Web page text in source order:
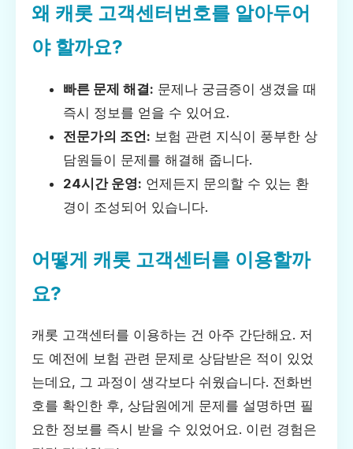
왜 캐롯 고객센터번호를 알아두어
야 할까요?
빠른 문제 해결: 문제나 궁금증이 생겼을 때
즉시 정보를 얻을 수 있어요.
전문가의 조언: 보험 관련 지식이 풍부한 상
담원들이 문제를 해결해 줍니다.
24시간 운영: 언제든지 문의할 수 있는 환
경이 조성되어 있습니다.
어떻게 캐롯 고객센터를 이용할까
요?
캐롯 고객센터를 이용하는 건 아주 간단해요. 저
도 예전에 보험 관련 문제로 상담받은 적이 있었
는데요, 그 과정이 생각보다 쉬웠습니다. 전화번
호를 확인한 후, 상담원에게 문제를 설명하면 필
요한 정보를 즉시 받을 수 있었어요. 이런 경험은